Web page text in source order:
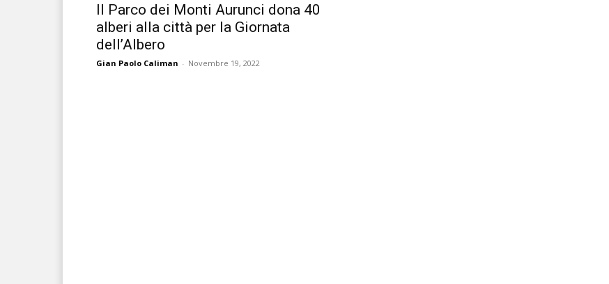
Il Parco dei Monti Aurunci dona 40
alberi alla città per la Giornata
dell’Albero
Gian Paolo Caliman - Novembre 19, 2022